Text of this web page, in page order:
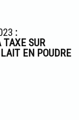
:
SUR
EN POUDRE